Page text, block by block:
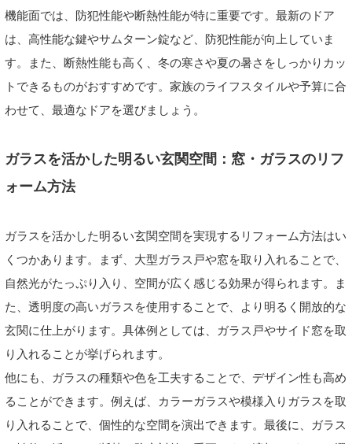
機能面では、防犯性能や断熱性能が特に重要です。最新のドア
は、高性能な鍵やサムターン錠など、防犯性能が向上していま
す。また、断熱性能も高く、冬の寒さや夏の暑さをしっかりカッ
トできるものがおすすめです。家族のライフスタイルや予算に合
わせて、最適なドアを選びましょう。
ガラスを活かした明るい玄関空間：窓・ガラスのリフ
ォーム方法
ガラスを活かした明るい玄関空間を実現するリフォーム方法はい
くつかあります。まず、大型ガラス戸や窓を取り入れることで、
自然光がたっぷり入り、空間が広く感じる効果が得られます。ま
た、透明度の高いガラスを使用することで、より明るく開放的な
玄関に仕上がります。具体例としては、ガラス戸やサイド窓を取
り入れることが挙げられます。
他にも、ガラスの種類や色を工夫することで、デザイン性も高め
ることができます。例えば、カラーガラスや模様入りガラスを取
り入れることで、個性的な空間を演出できます。最後に、ガラス